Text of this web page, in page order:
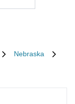
Nebraska